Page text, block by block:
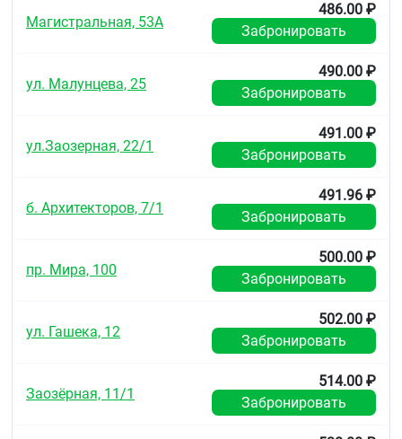
Срок годности
Не использовать по истечении срока годности.
Условия отпуска из аптек
Магистральная, 53А
486.00 ₽
Забронировать
ул. Малунцева, 25
490.00 ₽
Забронировать
ул.Заозерная, 22/1
491.00 ₽
Забронировать
б. Архитекторов, 7/1
491.96 ₽
Забронировать
пр. Мира, 100
500.00 ₽
Забронировать
ул. Гашека, 12
502.00 ₽
Забронировать
Заозёрная, 11/1
514.00 ₽
Забронировать